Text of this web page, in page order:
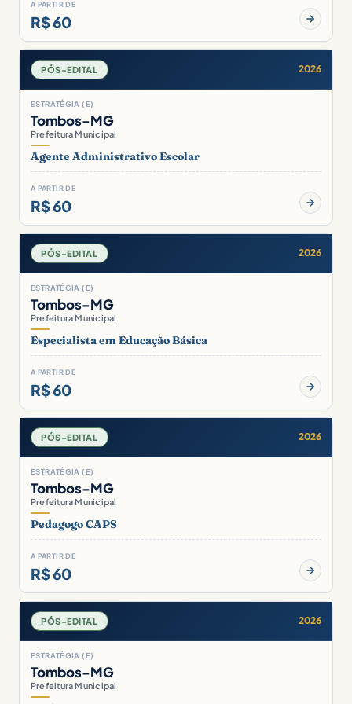
A PARTIR DE
R$ 60
PÓS-EDITAL 2026
ESTRATÉGIA (E)
Tombos-MG
Prefeitura Municipal
Agente Administrativo Escolar
A PARTIR DE
R$ 60
PÓS-EDITAL 2026
ESTRATÉGIA (E)
Tombos-MG
Prefeitura Municipal
Especialista em Educação Básica
A PARTIR DE
R$ 60
PÓS-EDITAL 2026
ESTRATÉGIA (E)
Tombos-MG
Prefeitura Municipal
Pedagogo CAPS
A PARTIR DE
R$ 60
PÓS-EDITAL 2026
ESTRATÉGIA (E)
Tombos-MG
Prefeitura Municipal